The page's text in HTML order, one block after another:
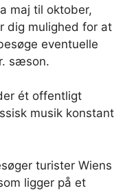
maj til oktober,
dig mulighed for at
eventuelle
sæson.
ét offentligt
musik konstant
turister Wiens
ligger på et